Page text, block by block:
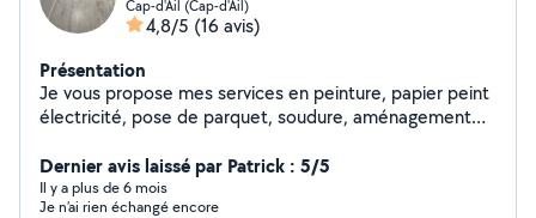
Cap-d'Ail (Cap-d'Ail)
4,8/5 (16 avis)
Présentation
Je vous propose mes services en peinture, papier peint
électricité, pose de parquet, soudure, aménagement
mieux pour vous satisfaire dans les meilleurs délais .
Philippe
Dernier avis laissé par Patrick : 5/5
Il y a plus de 6 mois
Je n’ai rien échangé encore